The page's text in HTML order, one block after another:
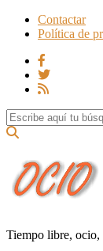
Contactar
Política de
Search for:
Tiempo libre,